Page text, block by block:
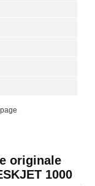
originale
1000